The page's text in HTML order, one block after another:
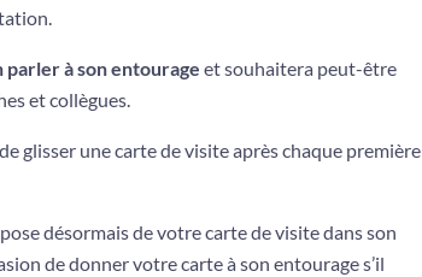
parler à son entourage et souhaitera peut-être
et collègues.
glisser une carte de visite après chaque première
désormais de votre carte de visite dans son
de donner votre carte à son entourage s’il